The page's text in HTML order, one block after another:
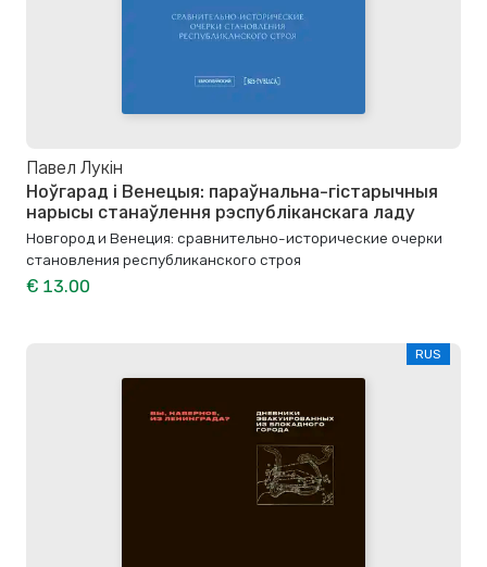
Павел Лукін
Ноўгарад і Венецыя: параўнальна-гістарычныя
нарысы станаўлення рэспубліканскага ладу
Новгород и Венеция: сравнительно-исторические очерки
становления республиканского строя
€ 13.00
RUS